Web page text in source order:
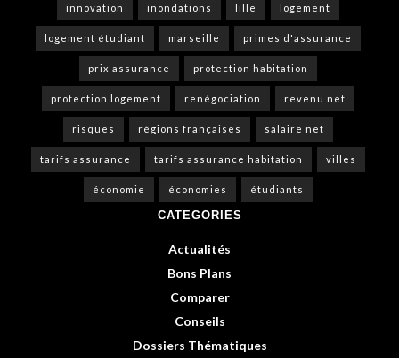
innovation inondations lille logement
logement étudiant marseille primes d'assurance
prix assurance protection habitation
protection logement renégociation revenu net
risques régions françaises salaire net
tarifs assurance tarifs assurance habitation villes
économie économies étudiants
CATEGORIES
Actualités
Bons Plans
Comparer
Conseils
Dossiers Thématiques